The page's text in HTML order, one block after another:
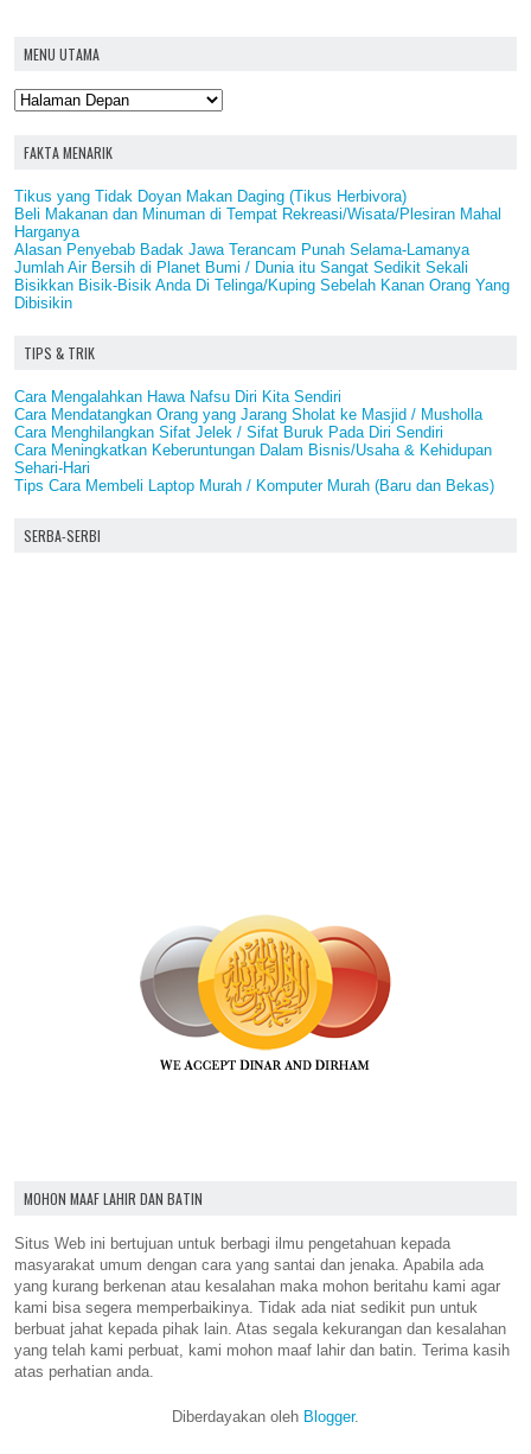
MENU UTAMA
FAKTA MENARIK
Tikus yang Tidak Doyan Makan Daging (Tikus Herbivora)
Beli Makanan dan Minuman di Tempat Rekreasi/Wisata/Plesiran Mahal
Harganya
Alasan Penyebab Badak Jawa Terancam Punah Selama-Lamanya
Jumlah Air Bersih di Planet Bumi / Dunia itu Sangat Sedikit Sekali
Bisikkan Bisik-Bisik Anda Di Telinga/Kuping Sebelah Kanan Orang Yang
Dibisikin
TIPS & TRIK
Cara Mengalahkan Hawa Nafsu Diri Kita Sendiri
Cara Mendatangkan Orang yang Jarang Sholat ke Masjid / Musholla
Cara Menghilangkan Sifat Jelek / Sifat Buruk Pada Diri Sendiri
Cara Meningkatkan Keberuntungan Dalam Bisnis/Usaha & Kehidupan
Sehari-Hari
Tips Cara Membeli Laptop Murah / Komputer Murah (Baru dan Bekas)
SERBA-SERBI
MOHON MAAF LAHIR DAN BATIN
Situs Web ini bertujuan untuk berbagi ilmu pengetahuan kepada
masyarakat umum dengan cara yang santai dan jenaka. Apabila ada
yang kurang berkenan atau kesalahan maka mohon beritahu kami agar
kami bisa segera memperbaikinya. Tidak ada niat sedikit pun untuk
berbuat jahat kepada pihak lain. Atas segala kekurangan dan kesalahan
yang telah kami perbuat, kami mohon maaf lahir dan batin. Terima kasih
atas perhatian anda.
Diberdayakan oleh Blogger.